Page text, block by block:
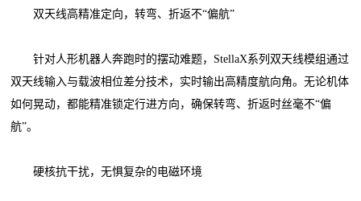
双天线高精准定向，转弯、折返不“偏航”
针对人形机器人奔跑时的摆动难题，StellaX系列双天线模组通过
双天线输入与载波相位差分技术，实时输出高精度航向角。无论机体
如何晃动，都能精准锁定行进方向，确保转弯、折返时丝毫不“偏
航”。
硬核抗干扰，无惧复杂的电磁环境